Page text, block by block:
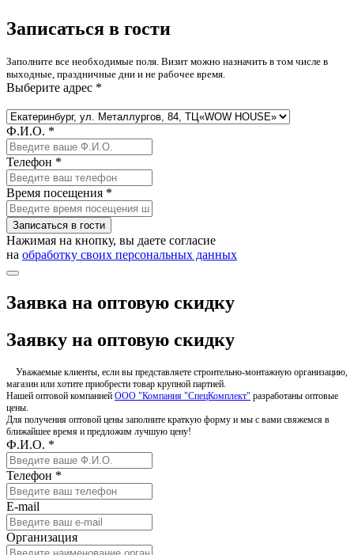
Записаться в гости
Заполните все необходимые поля. Визит можно назначить в том числе в
выходные, праздничные дни и не рабочее время.
Выберите адрес *
Ф.И.О. *
Телефон *
Время посещения *
Записаться в гости
Нажимая на кнопку, вы даете согласие
на обработку своих персональных данных
Заявка на оптовую скидку
Заявку на оптовую скидку
Уважаемые клиенты, если вы представляете строительно-монтажную организацию,
магазин или хотите приобрести товар крупной партией.
Нашей оптовой компанией ООО "Компания "СпецКомплект" разработаны оптовые
цены.
Для получения оптовой цены заполните краткую форму и мы с вами свяжемся в
ближайшее время и предложим лучшую цену!
Ф.И.О. *
Телефон *
E-mail
Организация